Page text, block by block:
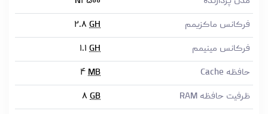
فرکانس ماکزیمم
۲.۸ GH
فرکانس مینیمم
۱.۱ GH
حافظه Cache
۴ MB
ظرفیت حافظه RAM
۸ GB